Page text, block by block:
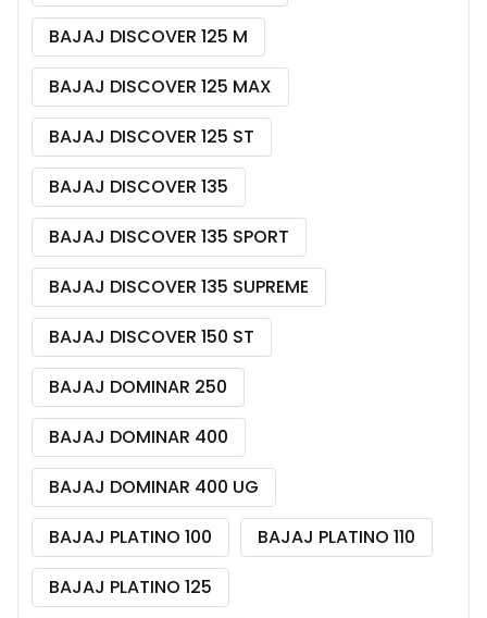
BAJAJ DISCOVER 125 M
BAJAJ DISCOVER 125 MAX
BAJAJ DISCOVER 125 ST
BAJAJ DISCOVER 135
BAJAJ DISCOVER 135 SPORT
BAJAJ DISCOVER 135 SUPREME
BAJAJ DISCOVER 150 ST
BAJAJ DOMINAR 250
BAJAJ DOMINAR 400
BAJAJ DOMINAR 400 UG
BAJAJ PLATINO 100
BAJAJ PLATINO 110
BAJAJ PLATINO 125